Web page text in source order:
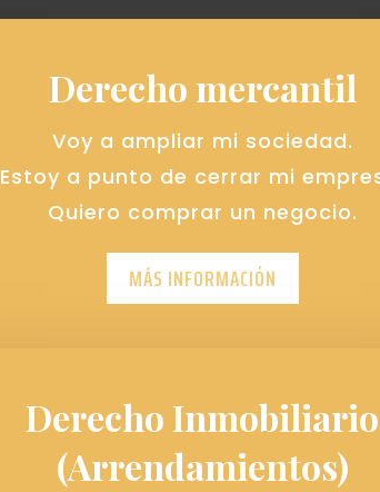
Derecho mercantil
Voy a ampliar mi sociedad.
Estoy a punto de cerrar mi
Quiero comprar un negocio.
MÁS INFORMACIÓN
Derecho Inmobiliario
(Arrendamientos)